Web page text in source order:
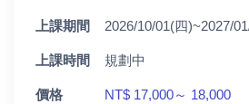
上課期間 2026/10/01(四)~2027/
上課時間 規劃中
價格 NT$ 17,000～ 18,000